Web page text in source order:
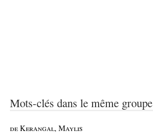
Mots-clés dans le même groupe
de Kerangal, Maylis